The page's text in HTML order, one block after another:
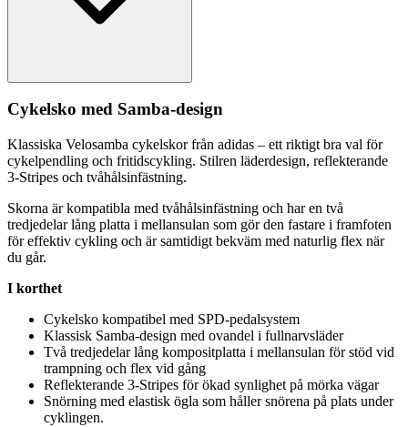
Cykelsko med Samba-design
Klassiska Velosamba cykelskor från adidas – ett riktigt bra val för
cykelpendling och fritidscykling. Stilren läderdesign, reflekterande
3-Stripes och tvåhålsinfästning.
Skorna är kompatibla med tvåhålsinfästning och har en två
tredjedelar lång platta i mellansulan som gör den fastare i framfoten
för effektiv cykling och är samtidigt bekväm med naturlig flex när
du går.
I korthet
Cykelsko kompatibel med SPD-pedalsystem
Klassisk Samba-design med ovandel i fullnarvsläder
Två tredjedelar lång kompositplatta i mellansulan för stöd vid
trampning och flex vid gång
Reflekterande 3-Stripes för ökad synlighet på mörka vägar
Snörning med elastisk ögla som håller snörena på plats under
cyklingen.